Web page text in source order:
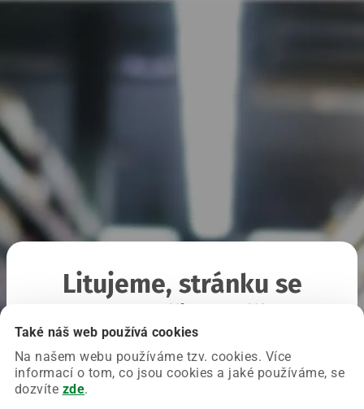
Také náš web používá cookies
Na našem webu používáme tzv. cookies. Více
informací o tom, co jsou cookies a jaké používáme, se
dozvíte zde.
Litujeme, stránku se
Chyba nastala na naší straně a už ji opravujeme.
Zkuste prosím znovu načíst požadovanou stránku.